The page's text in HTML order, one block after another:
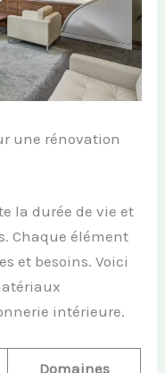
une rénovation
la durée de vie et
Chaque élément
et besoins. Voici
intérieure.
Domaines